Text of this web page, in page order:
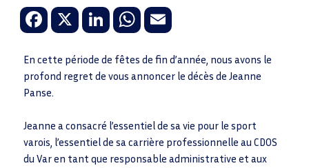
Fa
ce
b
o
k
X
Li
n
k
e
n
W
h
at
sA
p
E
ail
En cette période de fêtes de fin d’année, nous avons le
profond regret de vous annoncer le décès de Jeanne
Panse.
Jeanne a consacré l’essentiel de sa vie pour le sport
varois, l’essentiel de sa carrière professionnelle au CDOS
du Var en tant que responsable administrative et aux